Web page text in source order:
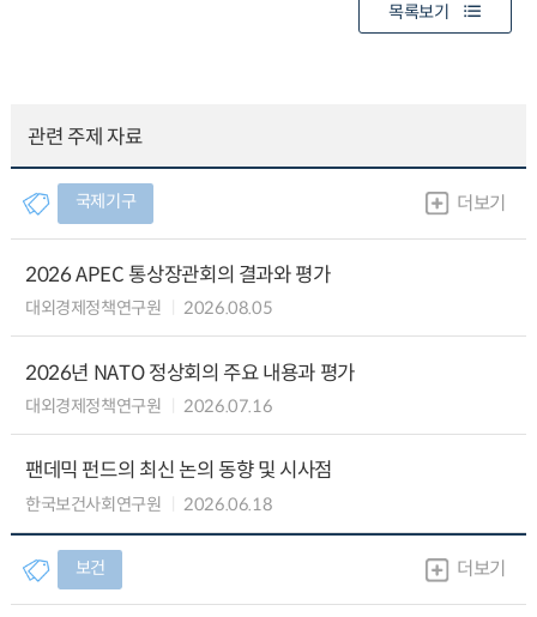
목록보기
관련 주제 자료
국제기구 더보기
2026 APEC 통상장관회의 결과와 평가
대외경제정책연구원 2026.08.05
2026년 NATO 정상회의 주요 내용과 평가
대외경제정책연구원 2026.07.16
팬데믹 펀드의 최신 논의 동향 및 시사점
한국보건사회연구원 2026.06.18
보건 더보기